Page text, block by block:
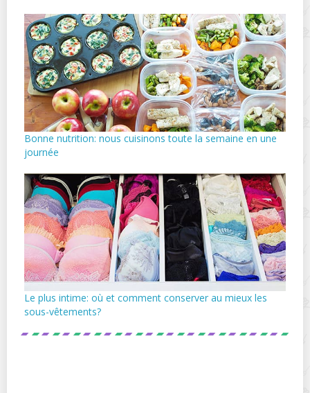
Bonne nutrition: nous cuisinons toute la semaine en une
journée
Le plus intime: où et comment conserver au mieux les
sous-vêtements?